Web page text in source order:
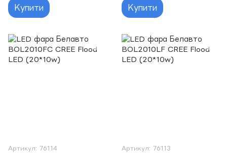
Купити Купити
Артикул: 76114 Артикул: 76113